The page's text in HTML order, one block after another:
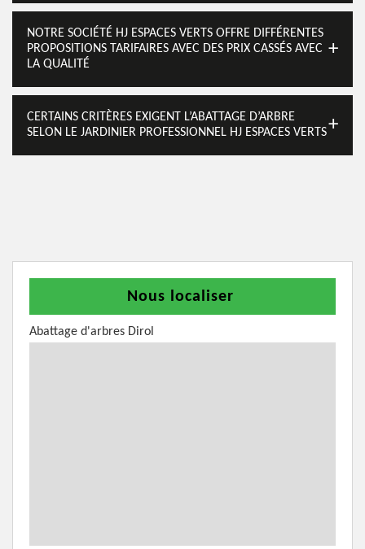
NOTRE SOCIÉTÉ HJ ESPACES VERTS OFFRE DIFFÉRENTES
PROPOSITIONS TARIFAIRES AVEC DES PRIX CASSÉS AVEC
LA QUALITÉ
CERTAINS CRITÈRES EXIGENT L’ABATTAGE D’ARBRE
SELON LE JARDINIER PROFESSIONNEL HJ ESPACES VERTS
Nous localiser
Abattage d'arbres Dirol